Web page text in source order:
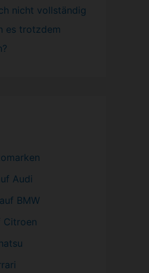
nicht vollständig
es trotzdem
Audi
BMW
Citroen